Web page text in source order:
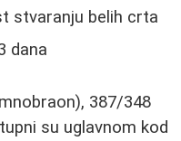
stvaranju belih crta
dana
387/348
su uglavnom kod